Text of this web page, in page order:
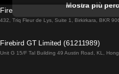
Treni Da
Treni Da
Mostra più
Firebird GT Limited (OC 1451)
432, Triq Fleur de Lys, Suite 1, Birkirkara, BKR
Firebird GT Limited (61211989)
Unit G 15/F Tal Building 49 Austin Road, KL,